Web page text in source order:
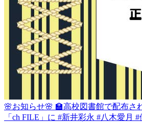
🌸お知らせ🌸 🏫高校図書館で配布さ
「ch FILE」に #新井彩永 #八木愛月